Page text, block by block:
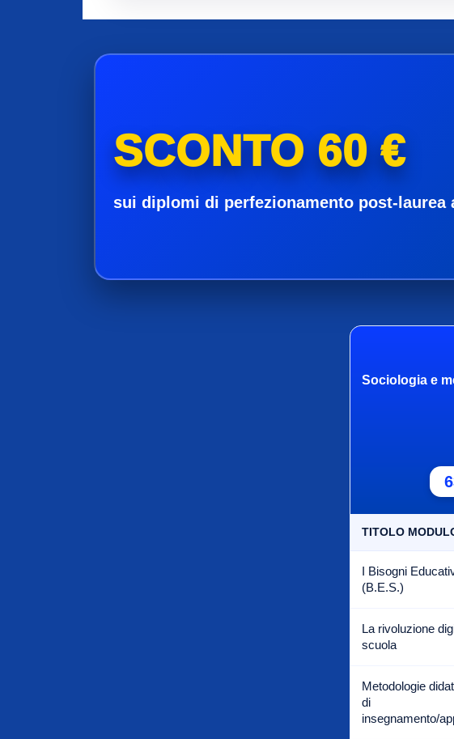
SCONTO 60 €
sui diplomi di perfezionamento post-laurea
Sociologia e
TITOLO
I Bisogni
(B.E.S.)
La rivoluzione
scuola
Metodologie
di
insegnamento/